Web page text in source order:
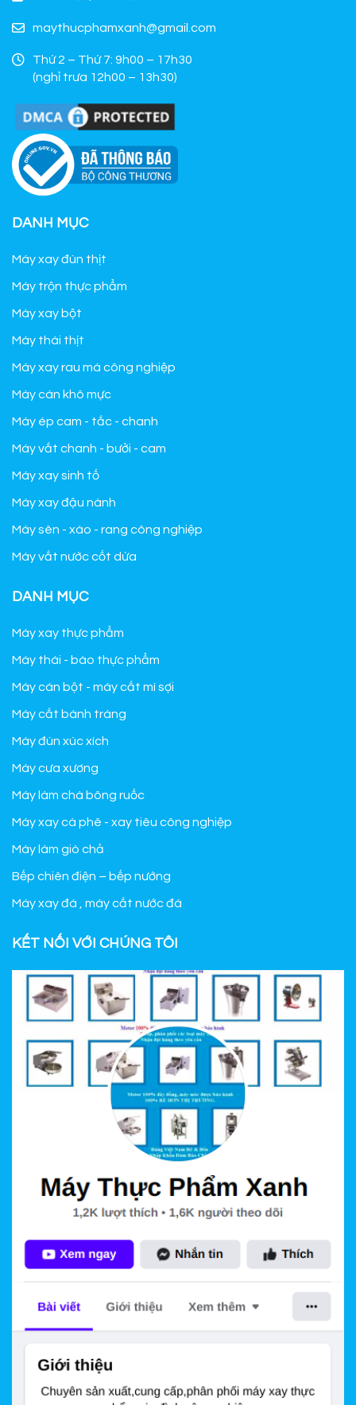
maythucphamxanh@gmail.com
Thứ 2 – Thứ 7: 9h00 – 17h30
(nghỉ trưa 12h00 – 13h30)
DANH MỤC
Máy xay đùn thịt
Máy trộn thực phẩm
Máy xay bột
Máy thái thịt
Máy xay rau má công nghiệp
Máy cán khô mực
Máy ép cam - tắc - chanh
Máy vắt chanh - bưởi - cam
Máy xay sinh tố
Máy xay đậu nành
Máy sên - xào - rang công nghiệp
Máy vắt nước cốt dừa
DANH MỤC
Máy xay thực phẩm
Máy thái - bào thực phẩm
Máy cán bột - máy cắt mì sợi
Máy cắt bánh tráng
Máy đùn xúc xích
Máy cưa xương
Máy làm chà bông ruốc
Máy xay cà phê - xay tiêu công nghiệp
Máy làm giò chả
Bếp chiên điện – bếp nướng
Máy xay đá , máy cắt nước đá
KẾT NỐI VỚI CHÚNG TÔI